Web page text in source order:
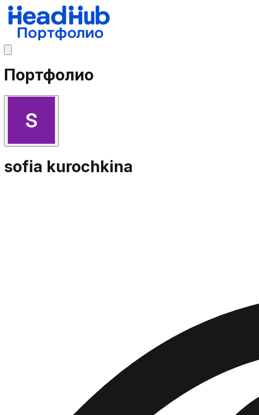
Портфолио
sofia kurochkina